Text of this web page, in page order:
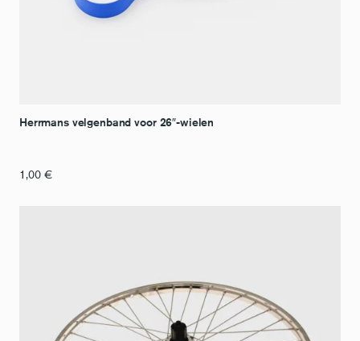
Herrmans velgenband voor 26″-wielen
1,00 €